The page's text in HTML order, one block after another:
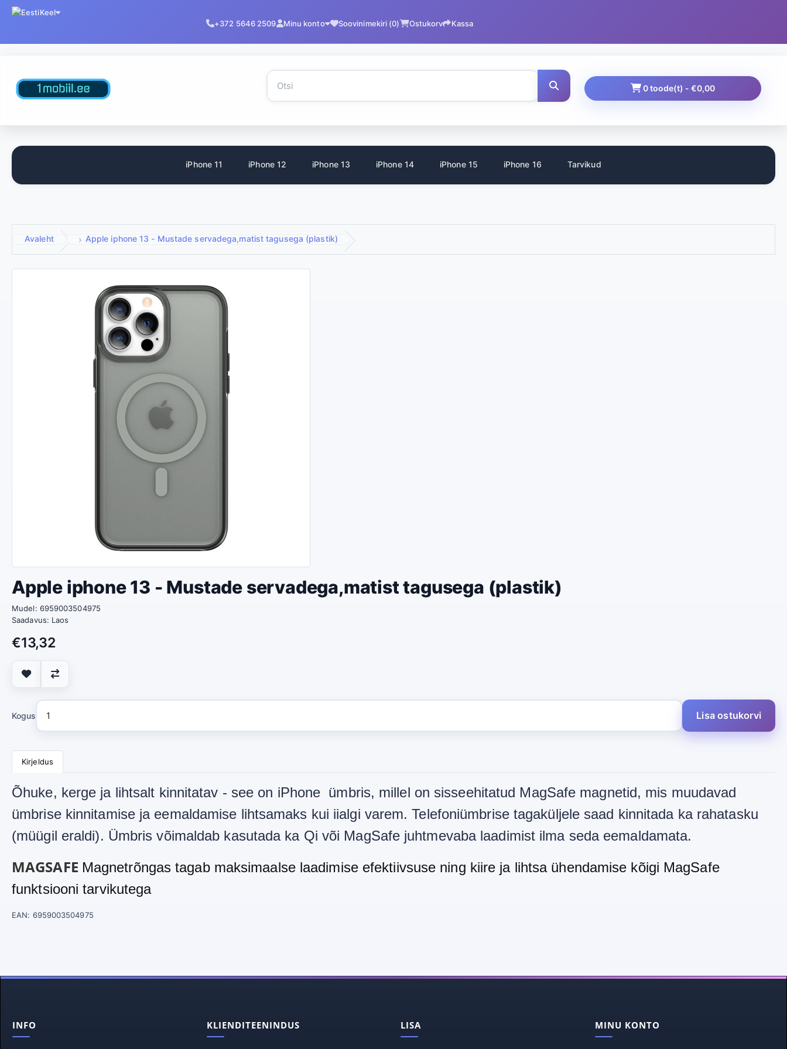
Keel
+372 5646 2509
Minu konto Soovinimekiri (0) Ostukorv Kassa
0 toode(t) - €0,00
iPhone 11 iPhone 12 iPhone 13 iPhone 14 iPhone 15 iPhone 16 Tarvikud
Avaleht Apple iphone 13 - Mustade servadega,matist tagusega (plastik)
Apple iphone 13 - Mustade servadega,matist tagusega (plastik)
Mudel: 6959003504975
Saadavus: Laos
€13,32
Kogus Lisa ostukorvi
Kirjeldus
Õhuke, kerge ja lihtsalt kinnitatav - see on iPhone ümbris, millel on sisseehitatud MagSafe magnetid, mis muudavad
ümbrise kinnitamise ja eemaldamise lihtsamaks kui iialgi varem. Telefoniümbrise tagaküljele saad kinnitada ka rahatasku
(müügil eraldi). Ümbris võimaldab kasutada ka Qi või MagSafe juhtmevaba laadimist ilma seda eemaldamata.
MAGSAFE Magnetrõngas tagab maksimaalse laadimise efektiivsuse ning kiire ja lihtsa ühendamise kõigi MagSafe
funktsiooni tarvikutega
EAN: 6959003504975
INFO KLIENDITEENINDUS LISA MINU KONTO